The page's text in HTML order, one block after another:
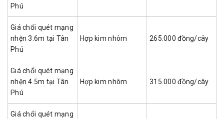
Phú
Giá chổi quét mạng
nhện 3.6m tại Tân
Phú
Hợp kim nhôm 265.000 đồng/cây
Giá chổi quét mạng
nhện 4.5m tại Tân
Phú
Hợp kim nhôm 315.000 đồng/cây
Giá chổi quét mạng